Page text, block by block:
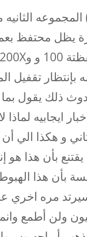
المجموعه
يظل محتفظ
بإنتظار تقفيل
ذلك يقول
ايجابيه لماذا
و هكذا الي
بأن هذا هو
بأن هذا
مره اخري
ولن أطمع